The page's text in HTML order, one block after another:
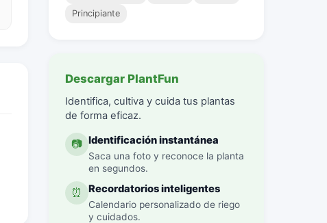
Principiante
Descargar PlantFun
Identifica, cultiva y cuida tus plantas
de forma eficaz.
📷 Identificación instantánea
Saca una foto y reconoce la planta
en segundos.
⏰ Recordatorios inteligentes
Calendario personalizado de riego
y cuidados.